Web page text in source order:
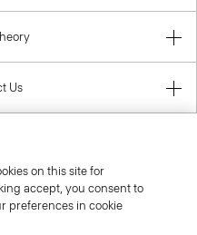
Us
on this site for
accept, you consent to
preferences in cookie